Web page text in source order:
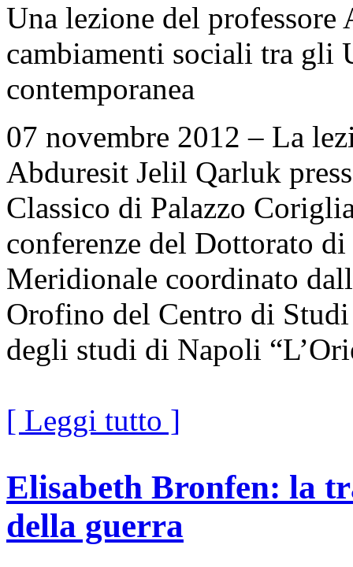
Una lezione del
cambiamenti sociali tra gli
contemporanea
07 novembre 2012 – La
Abduresit Jelil Qarluk
Classico di Palazzo
conferenze del Dottorato
Meridionale coordinato
Orofino del Centro di
degli studi di Napoli
[ Leggi tutto ]
Elisabeth Bronfen: la
della guerra